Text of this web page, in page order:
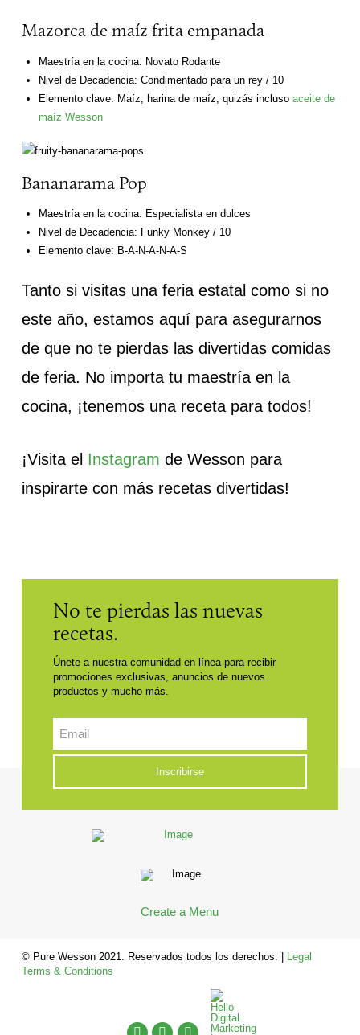
Mazorca de maíz frita empanada
Maestría en la cocina: Novato Rodante
Nivel de Decadencia: Condimentado para un rey / 10
Elemento clave: Maíz, harina de maíz, quizás inclusoaceite de
maíz Wesson
Bananarama Pop
Maestría en la cocina: Especialista en dulces
Nivel de Decadencia: Funky Monkey / 10
Elemento clave: B-A-N-A-N-A-S
Tanto si visitas una feria estatal como si no
este año, estamos aquí para asegurarnos
de que no te pierdas las divertidas comidas
de feria. No importa tu maestría en la
cocina, ¡tenemos una receta para todos!
¡Visita el Instagram de Wesson para
inspirarte con más recetas divertidas!
No te pierdas las nuevas
recetas.
Únete a nuestra comunidad en línea para recibir
promociones exclusivas, anuncios de nuevos
productos y mucho más.
Email
Create a Menu
© Pure Wesson 2021. Reservados todos los derechos. |
Legal
Terms & Conditions